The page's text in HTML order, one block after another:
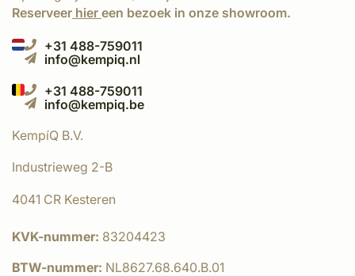
Reserveer hier een bezoek in onze showroom.
+31 488-759011
info@kempiq.nl
+31 488-759011
info@kempiq.be
KempíQ B.V.
Industrieweg 2-B
4041 CR Kesteren
KVK-nummer: 83204423
BTW-nummer: NL8627.68.640.B.01